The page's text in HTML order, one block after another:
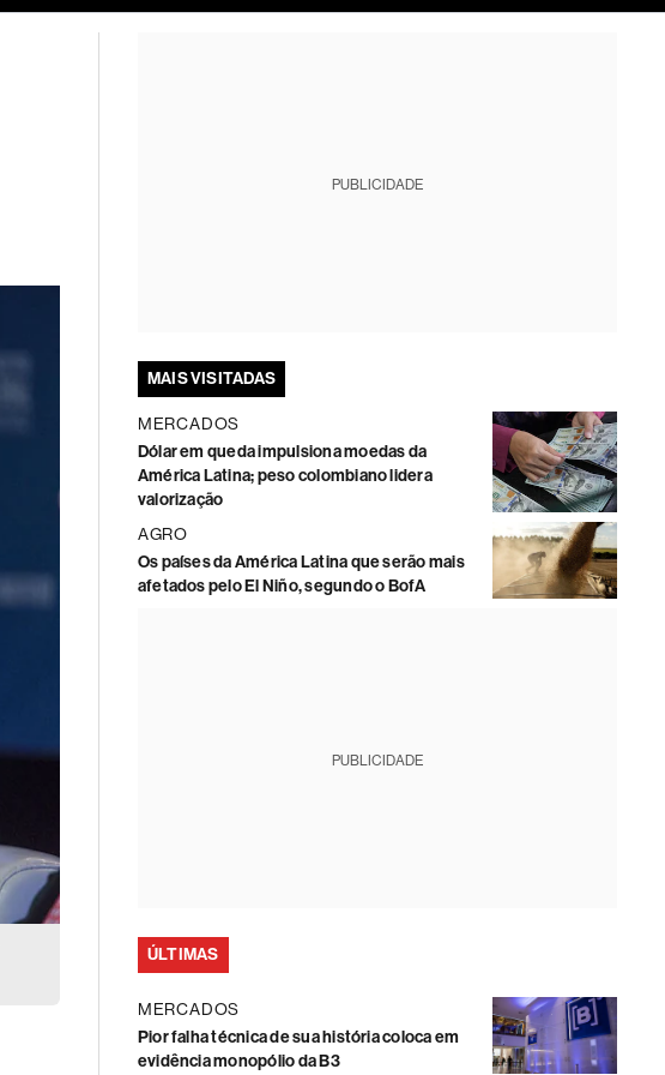
PUBLICIDADE
MAIS VISITADAS
MERCADOS
Dólar em queda impulsiona moedas da
América Latina; peso colombiano lidera
valorização
AGRO
Os países da América Latina que serão mais
afetados pelo El Niño, segundo o BofA
PUBLICIDADE
ÚLTIMAS
MERCADOS
Pior falha técnica de sua história coloca em
evidência monopólio da B3